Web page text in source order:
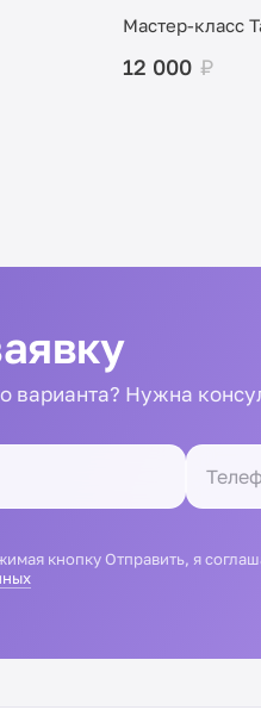
Мастер-класс
12 000 ₽
варианта? Нужна
кнопку Отправить, я